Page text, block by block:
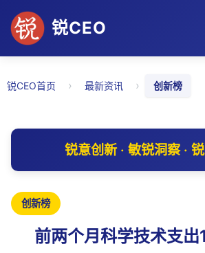
锐CEO
锐CEO首页 › 最新资讯 › 创新榜
锐意创新 · 敏锐洞察 ·
创新榜
前两个月科学技术支